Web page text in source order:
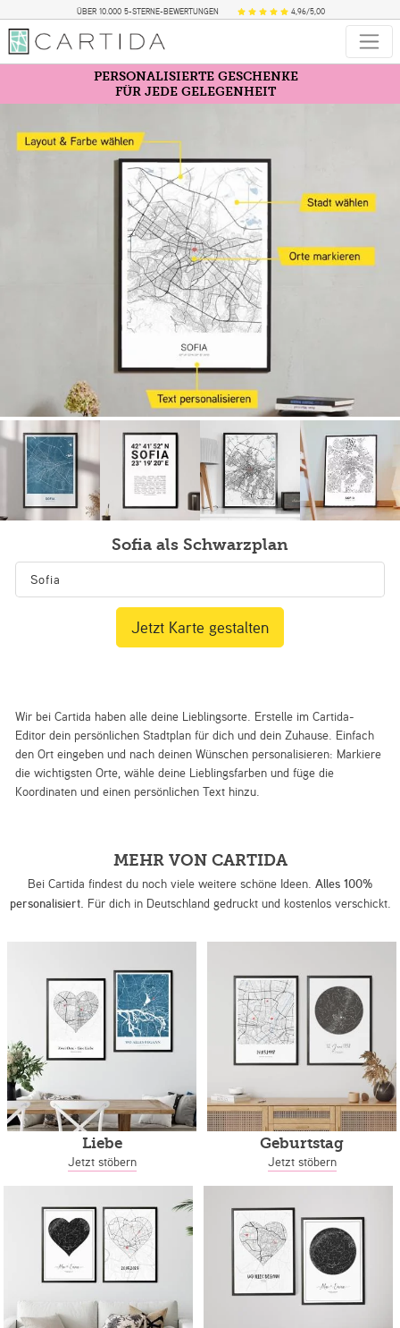
ÜBER 10.000 5-STERNE-BEWERTUNGEN 4,96/5,00
PERSONALISIERTE GESCHENKE
FÜR JEDE GELEGENHEIT
Sofia als Schwarzplan
Wir bei Cartida haben alle deine Lieblingsorte. Erstelle im Cartida-
Editor dein persönlichen Stadtplan für dich und dein Zuhause. Einfach
den Ort eingeben und nach deinen Wünschen personalisieren: Markiere
die wichtigsten Orte, wähle deine Lieblingsfarben und füge die
Koordinaten und einen persönlichen Text hinzu.
Jetzt Karte gestalten
MEHR VON CARTIDA
Bei Cartida findest du noch viele weitere schöne Ideen. Alles 100%
personalisiert. Für dich in Deutschland gedruckt und kostenlos verschickt.
Liebe
Jetzt stöbern
Geburtstag
Jetzt stöbern